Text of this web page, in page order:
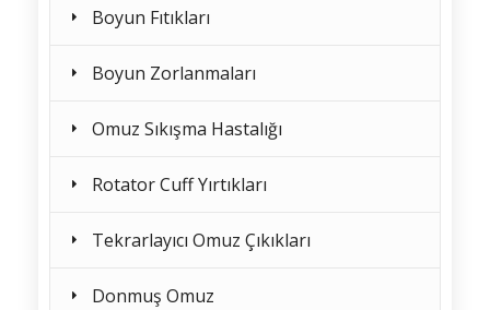
Boyun Fıtıkları
Boyun Zorlanmaları
Omuz Sıkışma Hastalığı
Rotator Cuff Yırtıkları
Tekrarlayıcı Omuz Çıkıkları
Donmuş Omuz